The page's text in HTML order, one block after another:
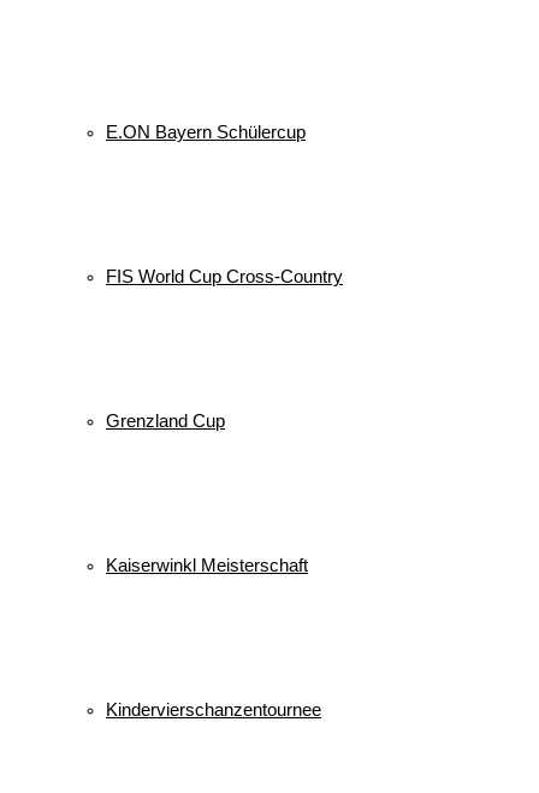
E.ON Bayern Schülercup
FIS World Cup Cross-Country
Grenzland Cup
Kaiserwinkl Meisterschaft
Kindervierschanzentournee